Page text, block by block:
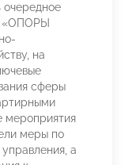
очередное
«ОПОРЫ
на
сферы
меры по
а